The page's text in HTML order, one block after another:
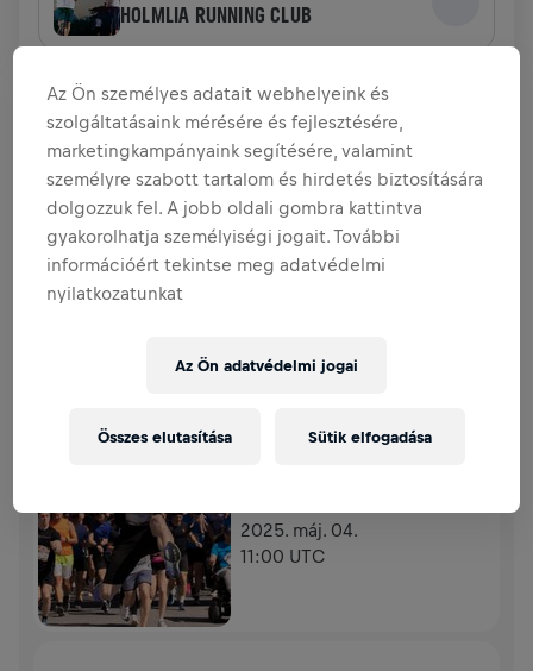
HOLMLIA RUNNING CLUB
ADOMÁNYGYŰJTÉS ÁTTEKINTÉSE
0,00 USD GYŰLT ÖSSZE 0,00 USD A CÉLBÓL
ADOMÁNYGYŰJTÉS ADOMÁNYOZÁS
Adományozz a változásért! Az adományod 100%‑át a
gerincvelő‑kutatásra fordítják.
2025. máj. 04.
11:00 UTC
Az Ön személyes adatait webhelyeink és
szolgáltatásaink mérésére és fejlesztésére,
marketingkampányaink segítésére, valamint
személyre szabott tartalom és hirdetés biztosítására
dolgozzuk fel. A jobb oldali gombra kattintva
gyakorolhatja személyiségi jogait. További
információért tekintse meg adatvédelmi
nyilatkozatunkat
Az Ön adatvédelmi jogai
Összes elutasítása Sütik elfogadása